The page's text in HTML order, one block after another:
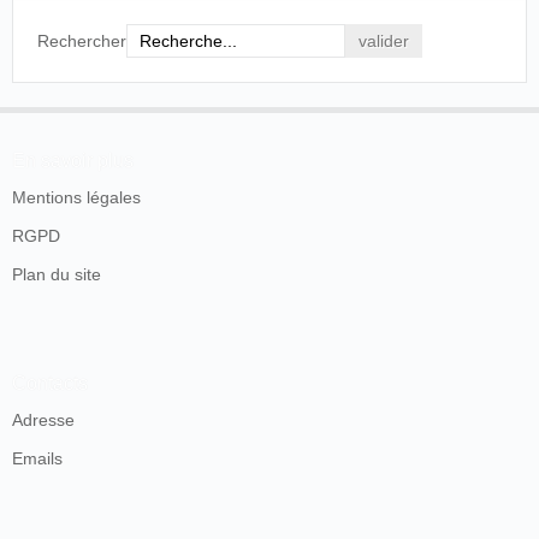
Rechercher
Mentions légales
RGPD
Plan du site
Adresse
Emails